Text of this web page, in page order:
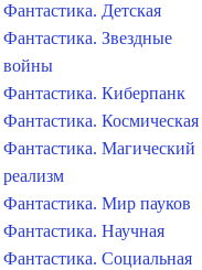
Фантастика. Детская
Фантастика. Звездные
войны
Фантастика. Киберпанк
Фантастика. Космическая
Фантастика. Магический
реализм
Фантастика. Мир пауков
Фантастика. Научная
Фантастика. Социальная